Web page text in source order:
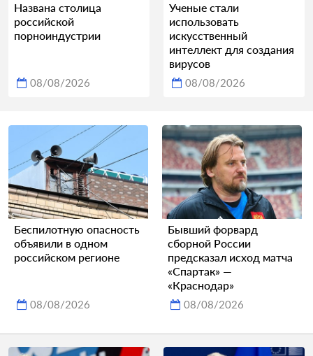
Названа столица
российской
порноиндустрии
08/08/2026
Ученые стали
использовать
искусственный
интеллект для создания
вирусов
08/08/2026
Беспилотную опасность
объявили в одном
российском регионе
08/08/2026
Бывший форвард
сборной России
предсказал исход матча
«Спартак» —
«Краснодар»
08/08/2026